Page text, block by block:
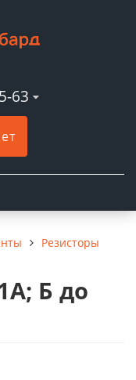
63
Резисторы
Б до